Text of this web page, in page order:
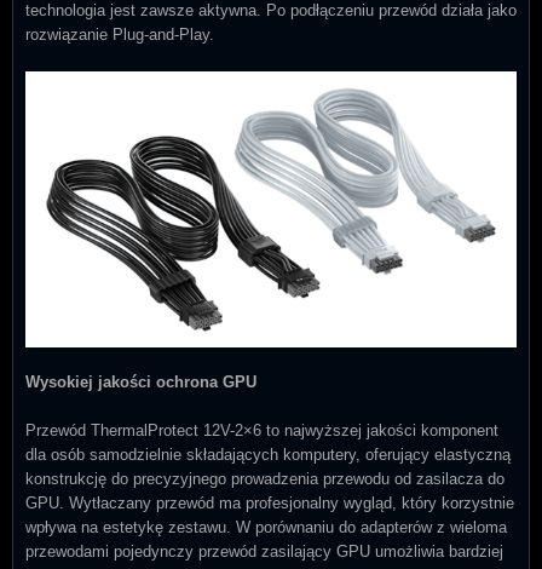
technologia jest zawsze aktywna. Po podłączeniu przewód działa jako
rozwiązanie Plug-and-Play.
Wysokiej jakości ochrona GPU
Przewód ThermalProtect 12V-2×6 to najwyższej jakości komponent
dla osób samodzielnie składających komputery, oferujący elastyczną
konstrukcję do precyzyjnego prowadzenia przewodu od zasilacza do
GPU. Wytłaczany przewód ma profesjonalny wygląd, który korzystnie
wpływa na estetykę zestawu. W porównaniu do adapterów z wieloma
przewodami pojedynczy przewód zasilający GPU umożliwia bardziej